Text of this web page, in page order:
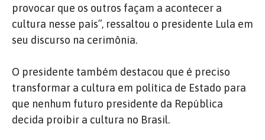
provocar que os outros façam a acontecer a
cultura nesse país”, ressaltou o presidente Lula em
seu discurso na cerimônia.
O presidente também destacou que é preciso
transformar a cultura em política de Estado para
que nenhum futuro presidente da República
decida proibir a cultura no Brasil.